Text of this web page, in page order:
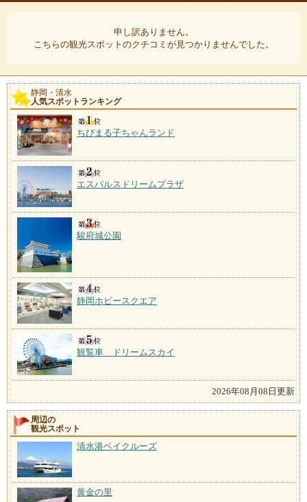
申し訳ありません。
こちらの観光スポットのクチコミが見つかりませんでした。
静岡・清水
人気スポットランキング
ちびまる子ちゃんランド
エスパルスドリームプラザ
駿府城公園
静岡ホビースクエア
観覧車 ドリームスカイ
2026年08月08日更新
周辺の
観光スポット
清水港ベイクルーズ
黄金の里